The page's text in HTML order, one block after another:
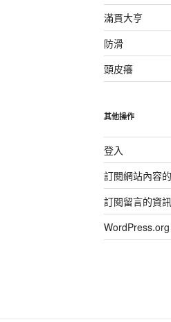
滿貫大亨
防滑
頭皮癢
其他操作
登入
訂閱網站內容
訂閱留言的資